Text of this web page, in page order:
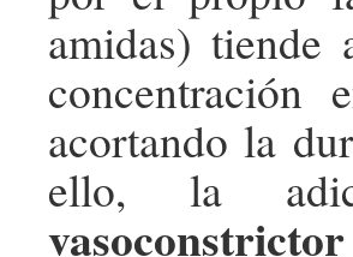
amidas) tiende
concentración
acortando la
ello, la
vasoconstrictor